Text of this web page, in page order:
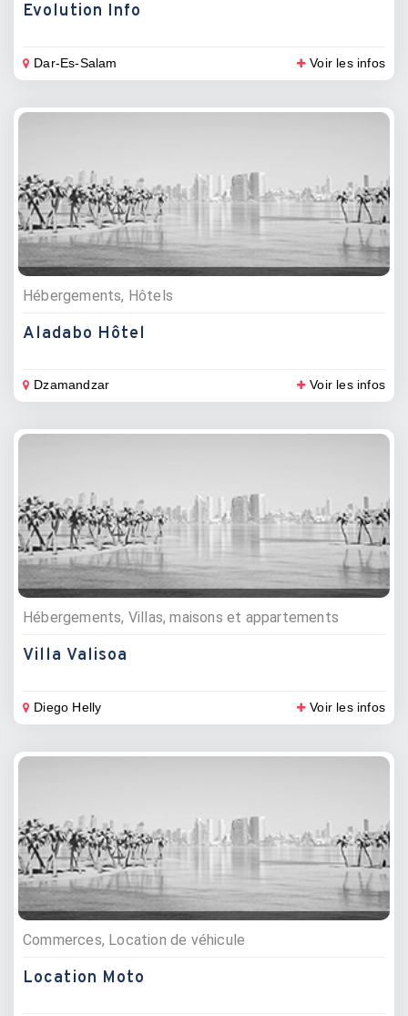
Evolution Info
Dar-Es-Salam Voir les infos
Hébergements, Hôtels
Aladabo Hôtel
Dzamandzar Voir les infos
Hébergements, Villas, maisons et appartements
Villa Valisoa
Diego Helly Voir les infos
Commerces, Location de véhicule
Location Moto